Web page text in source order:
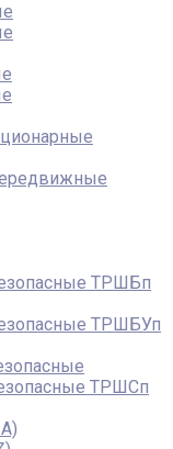
ТРШБп
ТРШБУп
ТРШСп